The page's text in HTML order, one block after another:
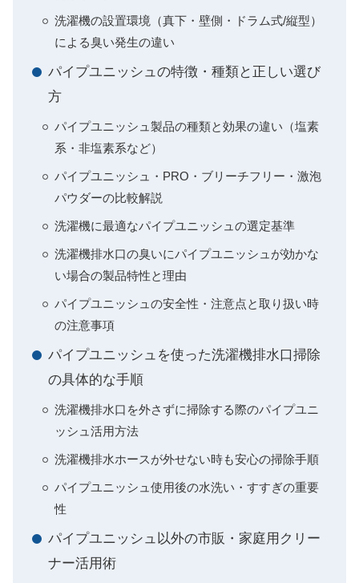
洗濯機の設置環境（真下・壁側・ドラム式/縦型）
による臭い発生の違い
パイプユニッシュの特徴・種類と正しい選び
方
パイプユニッシュ製品の種類と効果の違い（塩素
系・非塩素系など）
パイプユニッシュ・PRO・ブリーチフリー・激泡
パウダーの比較解説
洗濯機に最適なパイプユニッシュの選定基準
洗濯機排水口の臭いにパイプユニッシュが効かな
い場合の製品特性と理由
パイプユニッシュの安全性・注意点と取り扱い時
の注意事項
パイプユニッシュを使った洗濯機排水口掃除
の具体的な手順
洗濯機排水口を外さずに掃除する際のパイプユニ
ッシュ活用方法
洗濯機排水ホースが外せない時も安心の掃除手順
パイプユニッシュ使用後の水洗い・すすぎの重要
性
パイプユニッシュ以外の市販・家庭用クリー
ナー活用術